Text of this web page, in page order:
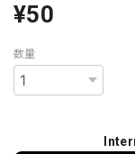
¥50
数量